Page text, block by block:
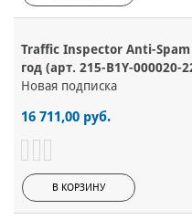
Traffic Inspector Anti-
год (арт. 215-B1Y-000020-
Новая подписка
16 711,00 руб.
В КОРЗИНУ